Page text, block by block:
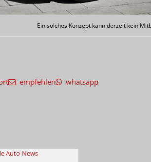
Ein solches Konzept kann derzeit kein
empfehlen whatsapp
Auto-News